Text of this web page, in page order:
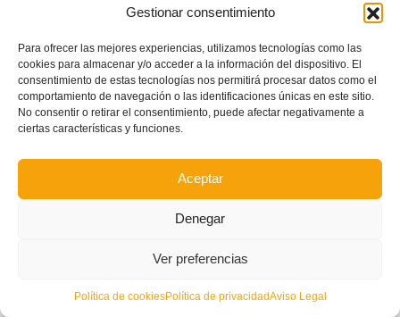
Gestionar consentimiento
Para ofrecer las mejores experiencias, utilizamos tecnologías como las
cookies para almacenar y/o acceder a la información del dispositivo. El
consentimiento de estas tecnologías nos permitirá procesar datos como el
comportamiento de navegación o las identificaciones únicas en este sitio.
No consentir o retirar el consentimiento, puede afectar negativamente a
ciertas características y funciones.
Aceptar
Denegar
Ver preferencias
Política de cookiesPolítica de privacidadAviso Legal